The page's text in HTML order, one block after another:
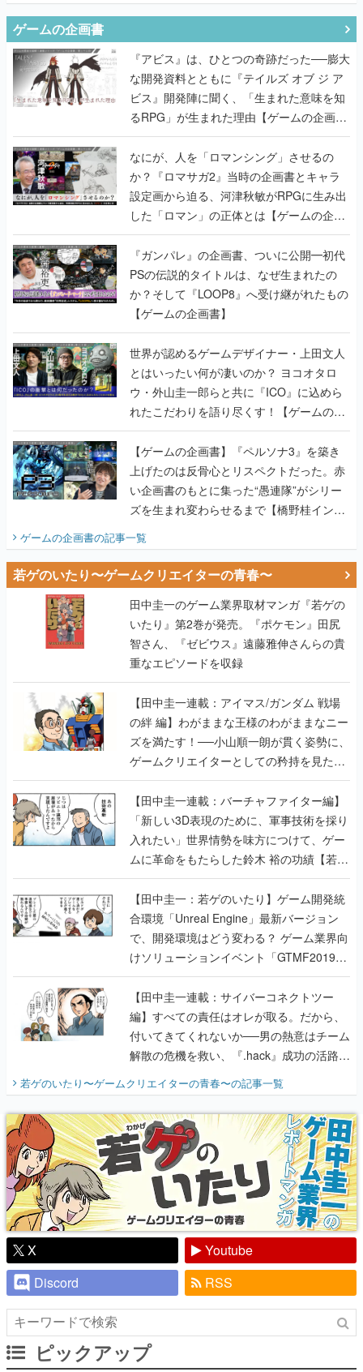
な開発資料とともに『テイルズ オブ ジ ア
るRPG」が生まれた理由【ゲームの企画
書】
なにが、人を「ロマンシング」させるの
か？『ロマサガ2』当時の企画書とキャラ
設定画から迫る、河津秋敏がRPGに生み出
した「ロマン」の正体とは【ゲームの企画
書】
『ガンパレ』の企画書、ついに公開━初代
PSの伝説的タイトルは、なぜ生まれたの
か？そして『LOOP8』へ受け継がれたもの
【ゲームの企画書】
世界が認めるゲームデザイナー・上田文人
とはいったい何が凄いのか？ ヨコオタロ
ウ・外山圭一郎らと共に『ICO』に込めら
れたこだわりを語り尽くす！【ゲームの企
画書】
【ゲームの企画書】『ペルソナ3』を築き
上げたのは反骨心とリスペクトだった。赤
い企画書のもとに集った“愚連隊”がシリー
ズを生まれ変わらせるまで【橋野桂インタ
ビュー】
ゲームの企画書の記事一覧
若ゲのいたり〜ゲームクリエイターの青春〜
田中圭一のゲーム業界取材マンガ『若ゲの
いたり』第2巻が発売。『ポケモン』田尻
智さん、『ゼビウス』遠藤雅伸さんらの貴
重なエピソードを収録
【田中圭一連載：アイマス/ガンダム 戦場
の絆 編】わがままな王様のわがままなニー
ズを満たす！──小山順一朗が貫く姿勢に、
ゲームクリエイターとしての矜持を見た
【若ゲのいたり最終回】
【田中圭一連載：バーチャファイター編】
「新しい3D表現のために、軍事技術を採り
入れたい」世界情勢を味方につけて、ゲー
ムに革命をもたらした鈴木 裕の功績【若ゲ
のいたり】
【田中圭一：若ゲのいたり】ゲーム開発統
合環境「Unreal Engine」最新バージョン
で、開発環境はどう変わる？ ゲーム業界向
けソリューションイベント「GTMF2019」
に行って、より理解を深めよう【PR】
【田中圭一連載：サイバーコネクトツー
編】すべての責任はオレが取る。だから、
付いてきてくれないか──男の熱意はチーム
解散の危機を救い、『.hack』成功の活路を
開く。業界の快男児・松山 洋に流れる血は
『少年ジャンプ』色だった【若ゲのいた
り】
若ゲのいたり〜ゲームクリエイターの青春〜の記事一覧
X
Youtube
Discord
RSS
ピックアップ
電ファミのいま読まれている記事ランキング
アプリセール情報